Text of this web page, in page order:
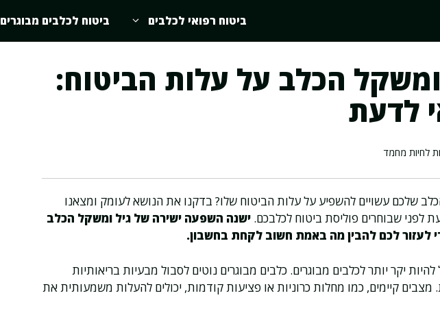
ביטוח רפואי לכלבים ביטוח לכלבים מבוגרים
הכלב על עלות הביטוח:
לדעת
לחיות מחמד
שלכם עשויים להשפיע על עלות הביטוח שלו? בדקנו את הנושא לעומק ומצאנו
לפני שבוחרים פוליסת ביטוח לכלבכם. ישנה השפעה ישירה של גיל ומשקל הכלב
לעזור לכם להבין מה באמת חשוב לקחת בחשבון.
יקר יותר לכלבים מבוגרים. כלבים מבוגרים נוטים לסבול מבעיות בריאותיות
מצבים קיימים, כמו מחלות כרוניות או פציעות קודמות, יכולים להעלות משמעותית את